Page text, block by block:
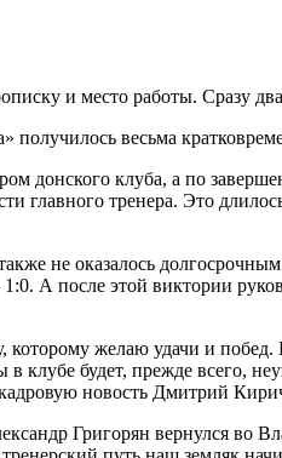
и место работы. Сразу
получилось весьма
донского клуба, а по
главного тренера. Это
не оказалось
А после этой виктории
желаю удачи и
будет, прежде всего,
новость Дмитрий
Григорян вернулся во